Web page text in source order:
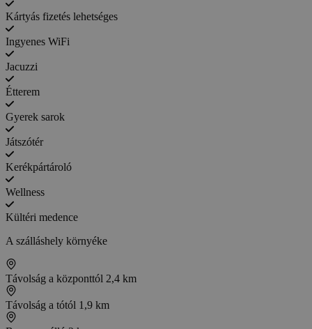
Kártyás fizetés lehetséges
Ingyenes WiFi
Jacuzzi
Étterem
Gyerek sarok
Játszótér
Kerékpártároló
Wellness
Kültéri medence
A szálláshely környéke
Távolság a központtól 2,4 km
Távolság a tótól 1,9 km